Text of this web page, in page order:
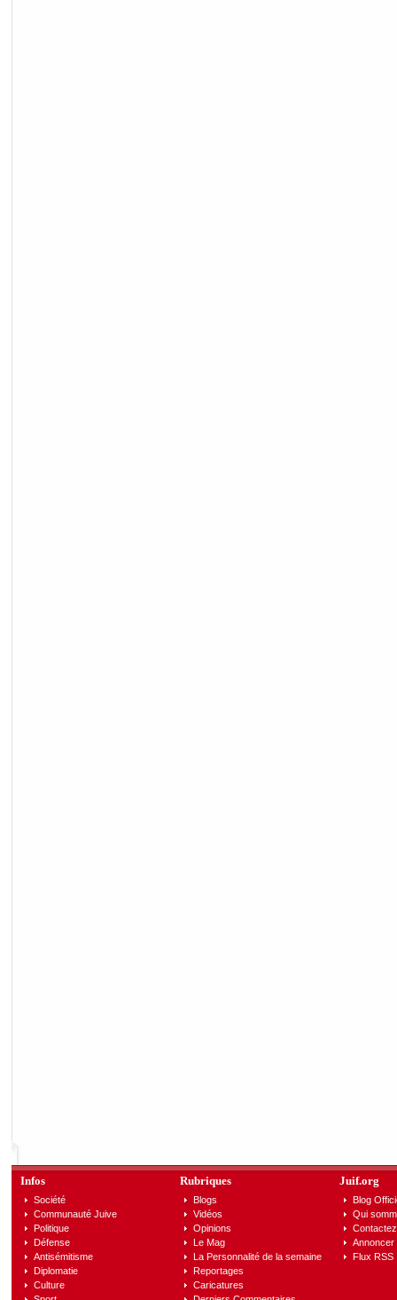
Infos
Société
Communauté Juive
Politique
Défense
Antisémitisme
Diplomatie
Culture
Rubriques
Blogs
Vidéos
Opinions
Le Mag
La Personnalité de la semaine
Reportages
Caricatures
Juif.org
Blog
Qui
Annoncer
Flux RSS